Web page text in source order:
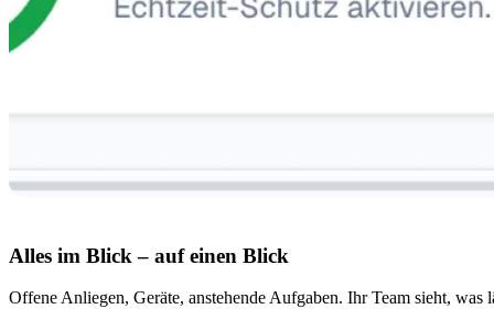
Alles im Blick – auf einen Blick
Offene Anliegen, Geräte, anstehende Aufgaben. Ihr Team sieht, was